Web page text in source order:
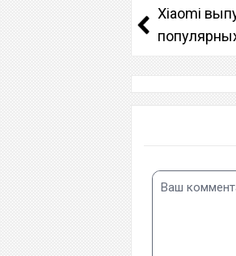
Xiaomi